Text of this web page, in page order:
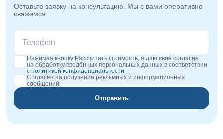
Оставьте заявку на консультацию. Мы с вами оперативно
свяжемся
Нажимая кнопку Рассчитать стоимость, я даю своё согласие
на обработку введённых персональных данных в соответствии
с политикой конфиденциальности
Согласен на получение рекламных и информационных
сообщений
Отправить